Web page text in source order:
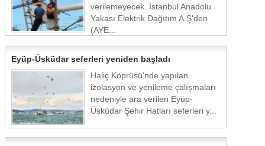
verilemeyecek. İstanbul Anadolu
Yakası Elektrik Dağıtım A.Ş'den
(AYE...
Eyüp-Üsküdar seferleri yeniden başladı
Haliç Köprüsü'nde yapılan
izolasyon ve yenileme çalışmaları
nedeniyle ara verilen Eyüp-
Üsküdar Şehir Hatları seferleri y...